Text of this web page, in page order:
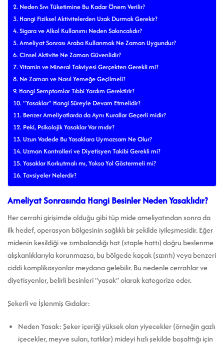
Neden Sıvı Tüketimine Bu Kadar Önem Verilir?
Hangi Fiziksel Aktivitelerden Uzak Durmak Gerekir?
Sigara ve Alkol Kullanımı Neden Sakıncalıdır?
Ameliyat Sonrası Araba Kullanmak Ne Zaman Uygundur?
Cinsel Aktivite Ne Zaman Güvenlidir?
Vitamin ve Mineral Takviyesi Gerçekten Gerekli mi?
Ne Zaman ve Nasıl Yemeğe Geçilmeli?
Hangi Semptomlar Tıbbi Yardım Gerektirir?
“Yasaklar” Hangi Süreyle Devam Etmelidir?
Benzer Ameliyatlarda da Aynı Kurallar Geçerli midir?
Peki, Psikolojik Yasaklar Var mıdır?
Uzun Vadede Bu Yasaklara Uymazsam Ne Olur?
Uzman Kontrolleri ve Diyetisyen Takibi Gerekli mi?
Yasaklar Korkutmalı mı, Yoksa Yol Göstermeli mi?
Tavsiyeler Nelerdir?
Ameliyat Sonrasında Hangi Besinler Neden Yasaklıdır?
Her cerrahi girişimde olduğu gibi tüp mide ameliyatından sonra da
ilk hedef, operasyon bölgesinin sağlıklı bir şekilde iyileşmesidir. Eğer
midenin kesildiği ve zımbalandığı hat (staple hattı) doğru beslenme
alışkanlıklarıyla korunmazsa, bu bölgede kaçak (sızıntı) veya benzeri
ciddi komplikasyonlar meydana gelebilir. Bu nedenle cerrahlar ve
diyetisyenler, belirli besinleri “yasak” olarak kategorize eder.
Şekerli ve İşlenmiş Gıdalar:
Neden Yasak: Şeker içeriği yüksek olan yiyecekler (örneğin gazlı
içecekler, meyve suları, tatlılar) mideyi hızlı şekilde boşalttığı için